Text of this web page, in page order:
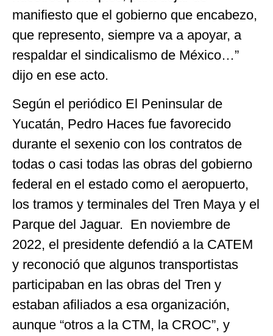
manifiesto que el gobierno que encabezo,
que represento, siempre va a apoyar, a
respaldar el sindicalismo de México…”
dijo en ese acto.
Según el periódico El Peninsular de
Yucatán, Pedro Haces fue favorecido
durante el sexenio con los contratos de
todas o casi todas las obras del gobierno
federal en el estado como el aeropuerto,
los tramos y terminales del Tren Maya y el
Parque del Jaguar. En noviembre de
2022, el presidente defendió a la CATEM
y reconoció que algunos transportistas
participaban en las obras del Tren y
estaban afiliados a esa organización,
aunque “otros a la CTM, la CROC”, y